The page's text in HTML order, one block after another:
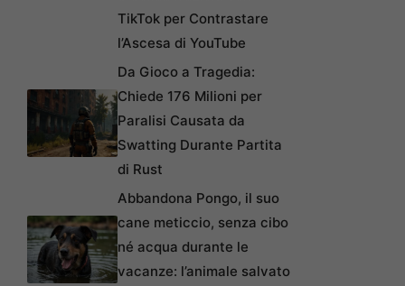
TikTok per Contrastare
l’Ascesa di YouTube
Da Gioco a Tragedia:
Chiede 176 Milioni per
Paralisi Causata da
Swatting Durante Partita
di Rust
Abbandona Pongo, il suo
cane meticcio, senza cibo
né acqua durante le
vacanze: l’animale salvato